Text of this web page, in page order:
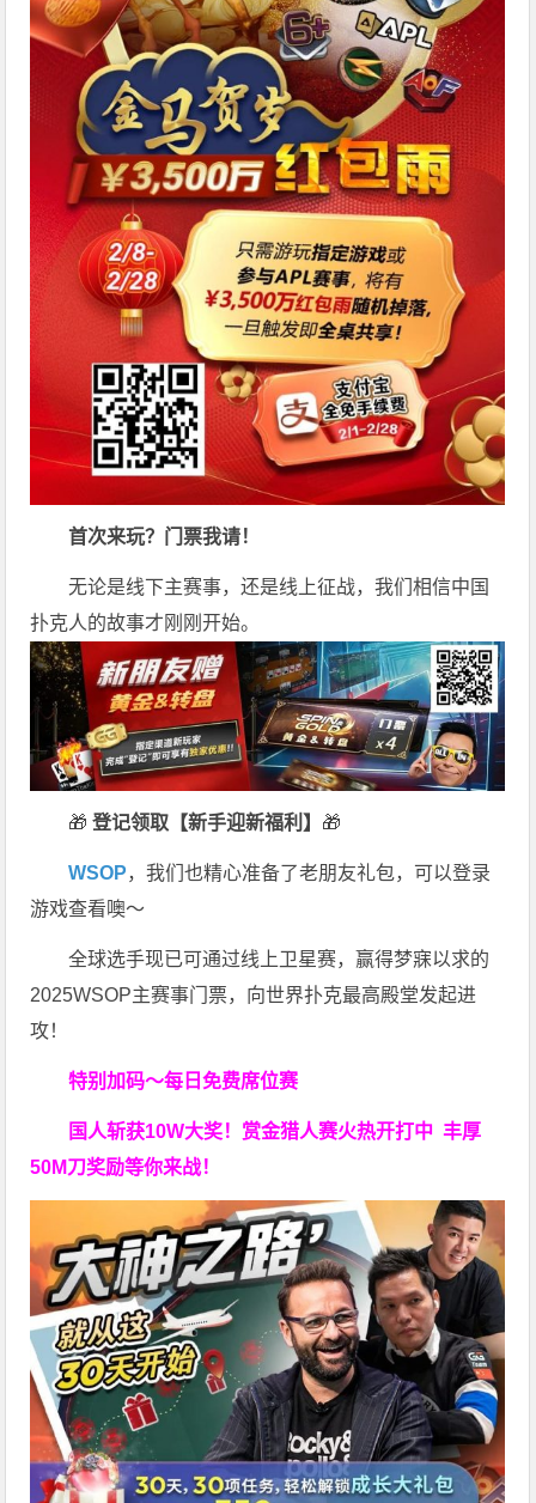
首次来玩？门票我请！
无论是线下主赛事，还是线上征战，我们相信中国
扑克人的故事才刚刚开始。
🎁 登记领取【新手迎新福利】 🎁
WSOP，我们也精心准备了老朋友礼包，可以登录
游戏查看噢～
全球选手现已可通过线上卫星赛，赢得梦寐以求的
2025WSOP主赛事门票，向世界扑克最高殿堂发起进
攻！
特别加码～每日免费席位赛
国人斩获10W大奖！ 赏金猎人赛火热开打中 丰厚
50M刀奖励等你来战！